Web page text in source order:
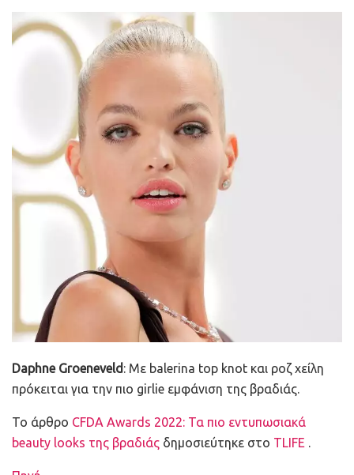
Daphne Groeneveld : Με balerina top knot και ροζ χείλη
πρόκειται για την πιο girlie εμφάνιση της βραδιάς.
To άρθρο CFDA Awards 2022: Τα πιο εντυπωσιακά
beauty looks της βραδιάς δημοσιεύτηκε στο TLIFE .